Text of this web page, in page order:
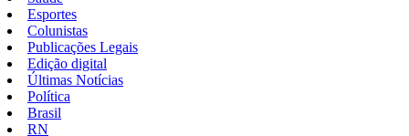
Esportes
Colunistas
Publicações Legais
Edição digital
Últimas Notícias
Política
Brasil
RN